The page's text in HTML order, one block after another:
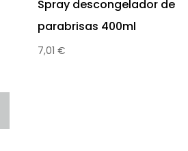
Spray descongelador de
parabrisas 400ml
7,01€